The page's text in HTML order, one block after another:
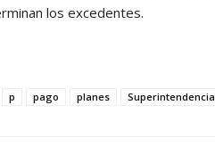
los excedentes.
p pago planes Superintendencia